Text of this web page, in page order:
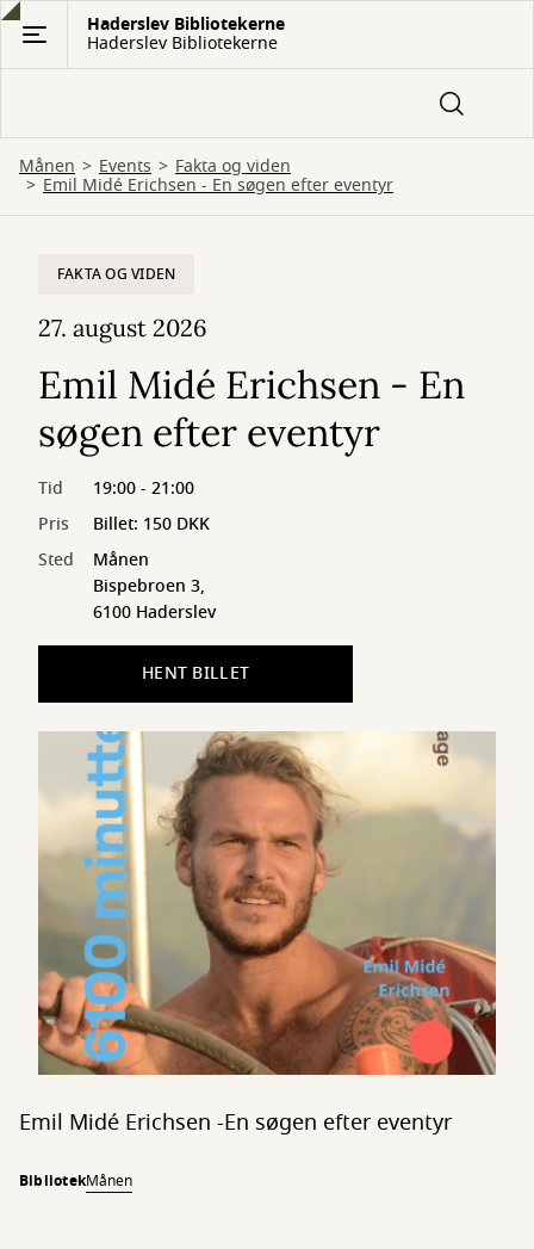
Gå
hovedindhold
Haderslev Bibliotekerne
Haderslev Bibliotekerne
Månen Events Fakta og viden
Emil Midé Erichsen - En søgen efter eventyr
FAKTA OG VIDEN
27. august 2026
Emil Midé Erichsen - En
søgen efter eventyr
Tid
19:00 - 21:00
Pris
Billet: 150 DKK
Sted
Månen
Bispebroen 3,
6100 Haderslev
HENT BILLET
Emil Midé Erichsen -En søgen efter eventyr
BibliotekMånen